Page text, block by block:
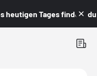
Tages findest du